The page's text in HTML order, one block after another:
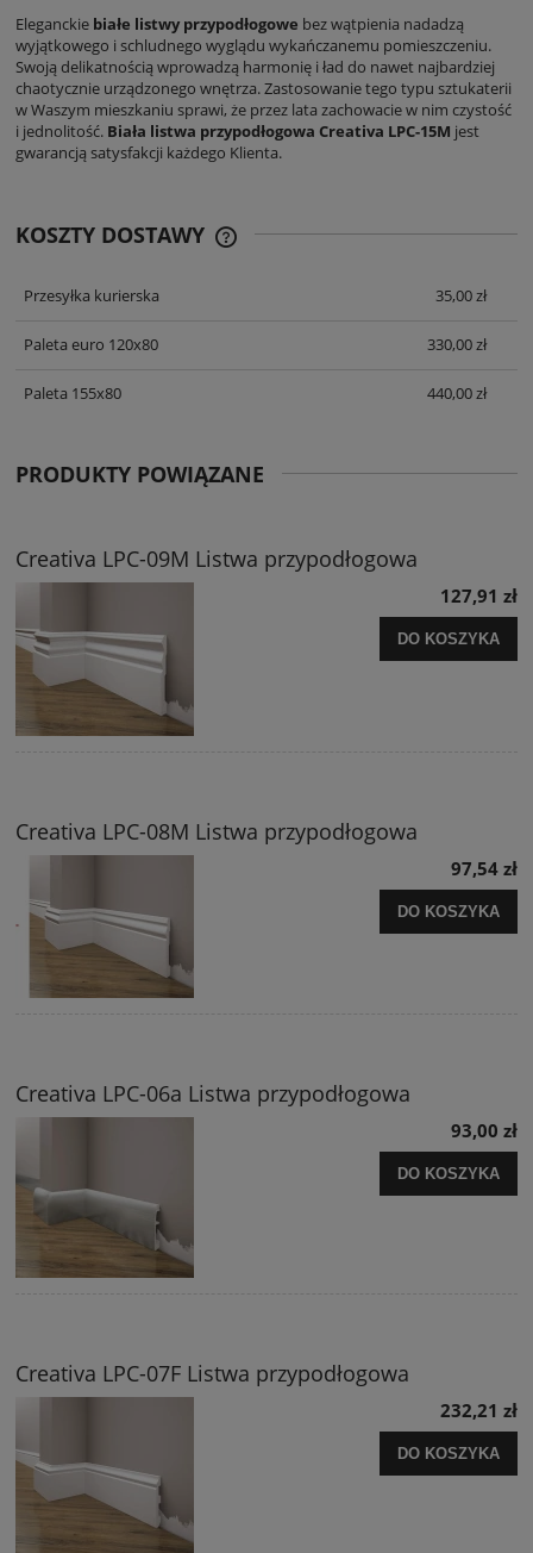
Eleganckie białe listwy przypodłogowe bez wątpienia nadadzą
wyjątkowego i schludnego wyglądu wykańczanemu pomieszczeniu.
Swoją delikatnością wprowadzą harmonię i ład do nawet najbardziej
chaotycznie urządzonego wnętrza. Zastosowanie tego typu sztukaterii
w Waszym mieszkaniu sprawi, że przez lata zachowacie w nim czystość
i jednolitość. Biała listwa przypodłogowa Creativa LPC-15M jest
gwarancją satysfakcji każdego Klienta.
KOSZTY DOSTAWY
Przesyłka kurierska
35,00 zł
Paleta euro 120x80 330,00 zł
Paleta 155x80 440,00 zł
PRODUKTY POWIĄZANE
Creativa LPC-09M Listwa przypodłogowa
127,91 zł
DO KOSZYKA
Creativa LPC-08M Listwa przypodłogowa
97,54 zł
DO KOSZYKA
Creativa LPC-06a Listwa przypodłogowa
93,00 zł
DO KOSZYKA
Creativa LPC-07F Listwa przypodłogowa
232,21 zł
DO KOSZYKA